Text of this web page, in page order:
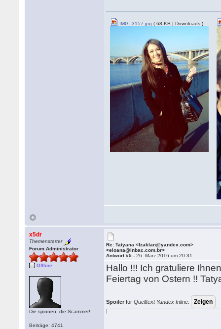
IMG_3157.jpg ( 68 KB | Downloads )
x5dr
Themenstarter
Forum Administrator
Offline
Die spinnen, die Scammer!
Beiträge: 4741
Re: Tatyana <fzaklan@yandex.com>
<eloana@inbac.com.br>
Antwort #5 -26. März 2016 um 20:31
Hallo !!! Ich gratuliere
Feiertag von Ostern !!
Spoiler fürQuelltext Yandex Inline: